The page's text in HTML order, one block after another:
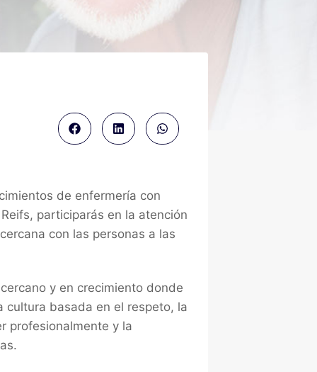
de enfermería con
participarás en la atención
con las personas a las
y en crecimiento donde
cultura basada en el respeto, la
profesionalmente y la